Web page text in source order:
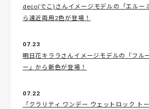
deco(でこ)さんイメージモデルの「エルー
ら遠近両用2色が登場！
07.23
明日花キララさんイメージモデルの「フル
ー」から新色が登場！
07.22
「クラリティ ワンデー ウェットロック ト